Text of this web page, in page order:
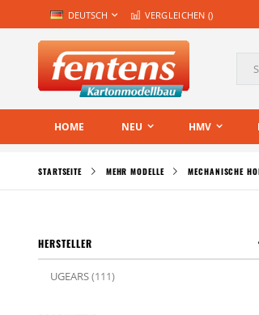
Zum
Inhalt
springen
SPRACHEDEUTSCH VERGLEICHEN ()
HOME NEU HMV
STARTSEITE MEHR MODELLE MECHANISCHE
HERSTELLER
UGEARS 111Artikel